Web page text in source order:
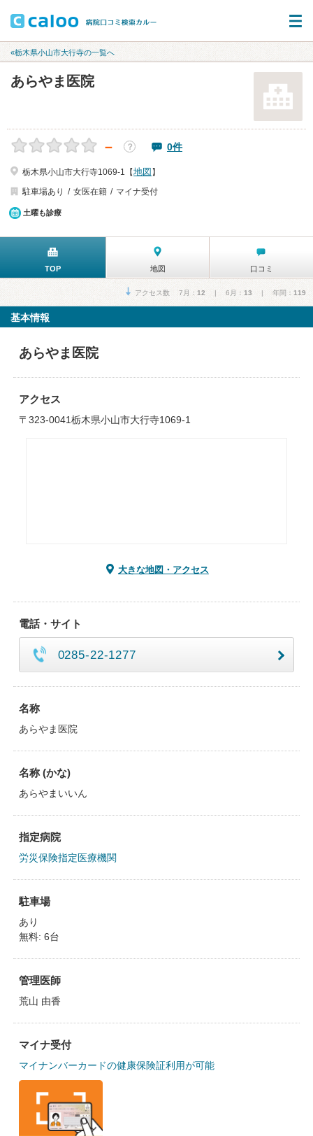
«栃木県小山市大行寺の一覧へ
あらやま医院
－ ？ 0件
栃木県小山市大行寺1069-1【地図 】
駐車場あり
女医在籍 マイナ受付
土曜も診療
TOP 地図 口コミ
アクセス数 7月： 12 | 6月： 13 | 年間： 119
基本情報
あらやま医院
アクセス
〒323-0041栃木県小山市大行寺1069-1
大きな地図・アクセス
電話・サイト
0285-22-1277
名称
あらやま医院
名称 (かな)
あらやまいいん
指定病院
労災保険指定医療機関
駐車場
あり
無料: 6台
管理医師
荒山 由香
マイナ受付
マイナンバーカードの健康保険証利用が可能